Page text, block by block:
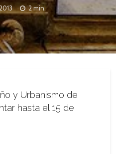
2 min.
y Urbanismo de
hasta el 15 de